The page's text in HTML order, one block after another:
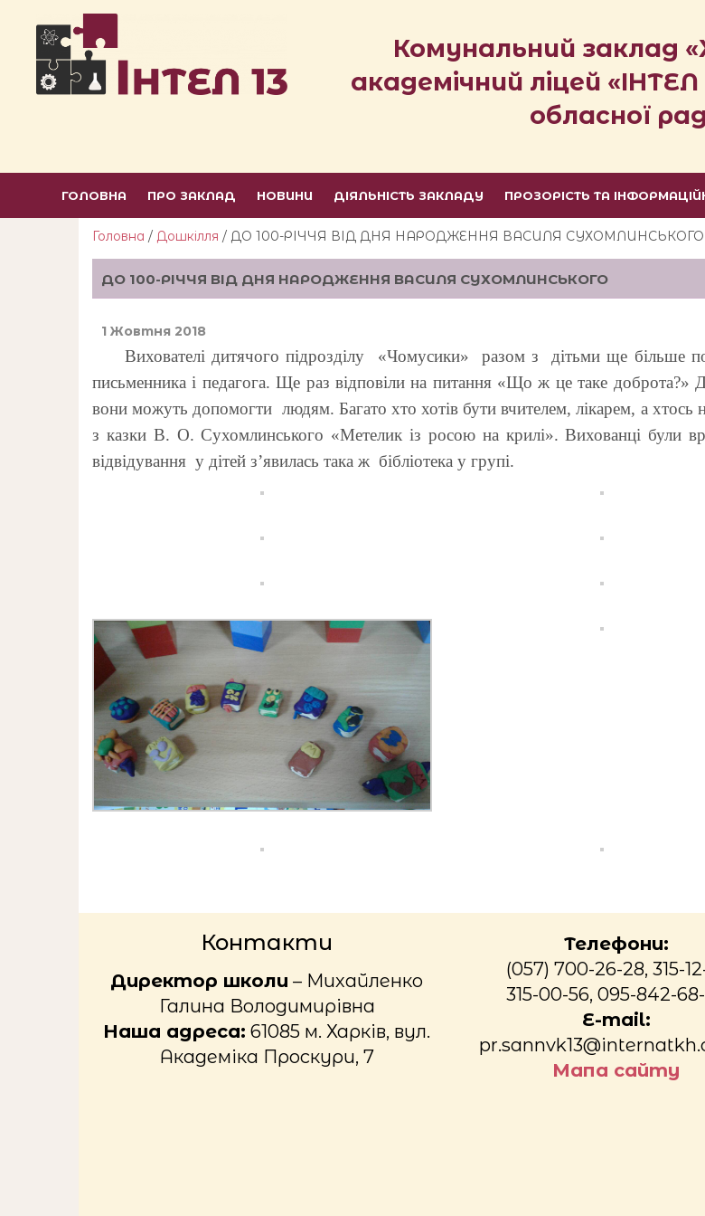
Комунальний заклад
академічний ліцей «ІНТЕЛ
обласної
ГОЛОВНА ПРО ЗАКЛАД НОВИНИ ДІЯЛЬНІСТЬ ЗАКЛАДУ ПРОЗОРІСТЬ ТА
Головна / Дошкілля / ДО 100-РІЧЧЯ ВІД ДНЯ НАРОДЖЕННЯ ВАСИЛЯ СУХОМЛИНСЬКОГО
ДО 100-РІЧЧЯ ВІД ДНЯ НАРОДЖЕННЯ ВАСИЛЯ СУХОМЛИНСЬКОГО
1 Жовтня 2018
Вихователі дитячого підрозділу «Чомусики» разом з дітьми ще більше
письменника і педагога. Ще раз відповіли на питання «Що ж це таке
вони можуть допомогти людям. Багато хто хотів бути вчителем, лікарем, а хтось
з казки В. О. Сухомлинського «Метелик із росою на крилі». Вихованці були
відвідування у дітей з’явилась така ж бібліотека у групі.
Контакти
Директор школи – Михайленко
Галина Володимирівна
Наша адреса: 61085 м. Харків, вул.
Академіка Проскури, 7
Телефони:
(057) 700-26-28, 315-
315-00-56, 095-842-
E-mail:
Мапа сайту